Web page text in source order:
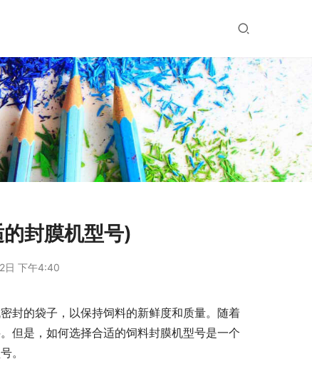
封膜机型号)
日 下午4:40
封的袋子，以保持饲料的新鲜度和质量。随着
但是，如何选择合适的饲料封膜机型号是一个
。